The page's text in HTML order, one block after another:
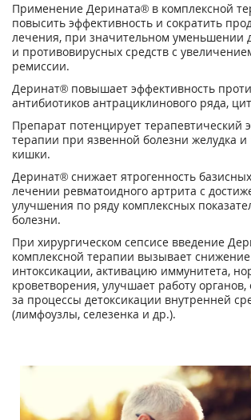
Применение Дерината® в комплексной
повысить эффективность и сократить
лечения, при значительном уменьшении
и противовирусных средств с
ремиссии.
Деринат® повышает эффективность
антибиотиков антрациклинового ряда,
Препарат потенцирует терапевтический
терапии при язвенной болезни желудка и
кишки.
Деринат® снижает ятрогенность
лечении ревматоидного артрита с
улучшения по ряду комплексных
болезни.
При хирургическом сепсисе введение
комплексной терапии вызывает
интоксикации, активацию иммунитета,
кроветворения, улучшает работу органов,
за процессы детоксикации внутренней
(лимфоузлы, селезенка и др.).